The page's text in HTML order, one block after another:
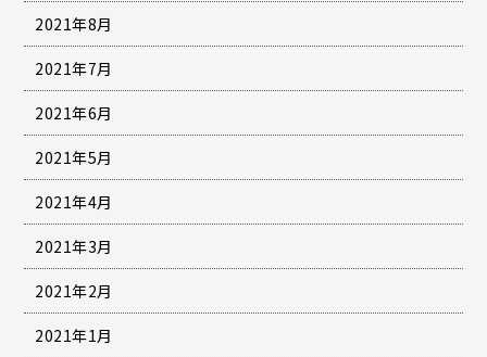
2021年8月
2021年7月
2021年6月
2021年5月
2021年4月
2021年3月
2021年2月
2021年1月